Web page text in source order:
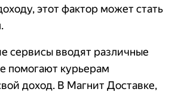
этот фактор может стать
сервисы вводят различные
помогают курьерам
доход. В Магнит Доставке,